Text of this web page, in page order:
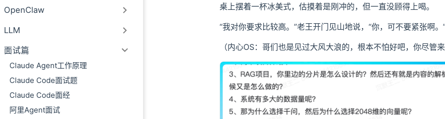
OpenClaw
LLM
面试篇
Claude Agent工作原理
Claude Code面试题
Claude Code面经
阿里Agent面试
05、在实际完成这个项目的时候，你有哪些感悟或者说感受，这个项目是多少个人完成的？
08、为什么你们做这个东西要用 es 呢？
09、AI 用的模型是啥什么？
10、你平时在用那个 AI 编程的时候，是怎么去使用的？
11、那怎么知道 AI 做的对不对呢？
12、平时会关注一些就是技术前沿的动态吗？怎么关注的呢？以什么方式呢？
13、那如果说我们要把这个 rag 升级成一个智能体需要怎么做？
桌上摆着一杯冰美式，估摸着是刚冲的，但一直没顾得上喝。
“我对你要求比较高。”老王开门见山地说，“你，可不要紧张啊。
（内心OS：哥们也是见过大风大浪的，根本不怕好吧，你尽管